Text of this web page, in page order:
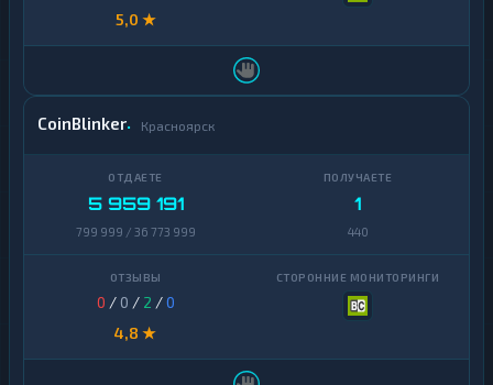
5,0 ★
CoinBlinker Красноярск
5 959 191
799 999 / 36 773 999
1
440
0 / 0 / 2 /0
4,8 ★